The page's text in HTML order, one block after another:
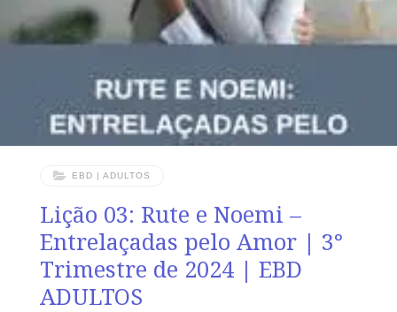
EBD | ADULTOS
Lição 03: Rute e Noemi –
Entrelaçadas pelo Amor | 3°
Trimestre de 2024 | EBD
ADULTOS